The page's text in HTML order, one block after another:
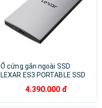
Ổ cứng gắn ngoài SSD
LEXAR ES3 PORTABLE SSD
- Hàng Chính Hãng
4.390.000 đ